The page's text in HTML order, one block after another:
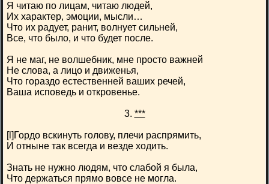
Я читаю по лицам, читаю людей,
Их характер, эмоции, мысли…
Что их радует, ранит, волнует сильней,
Все, что было, и что будет после.
Я не маг, не волшебник, мне просто важней
Не слова, а лицо и движенья,
Что гораздо естественней ваших речей,
Ваша исповедь и откровенье.
3. ***
[l]Гордо вскинуть голову, плечи распрямить,
И отныне так всегда и везде ходить.
Знать не нужно людям, что слабой я была,
Что держаться прямо вовсе не могла.